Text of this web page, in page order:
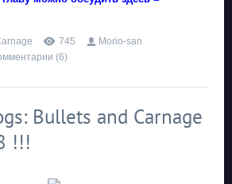
745
Morio-san
(6)
Bullets and Carnage
!!!